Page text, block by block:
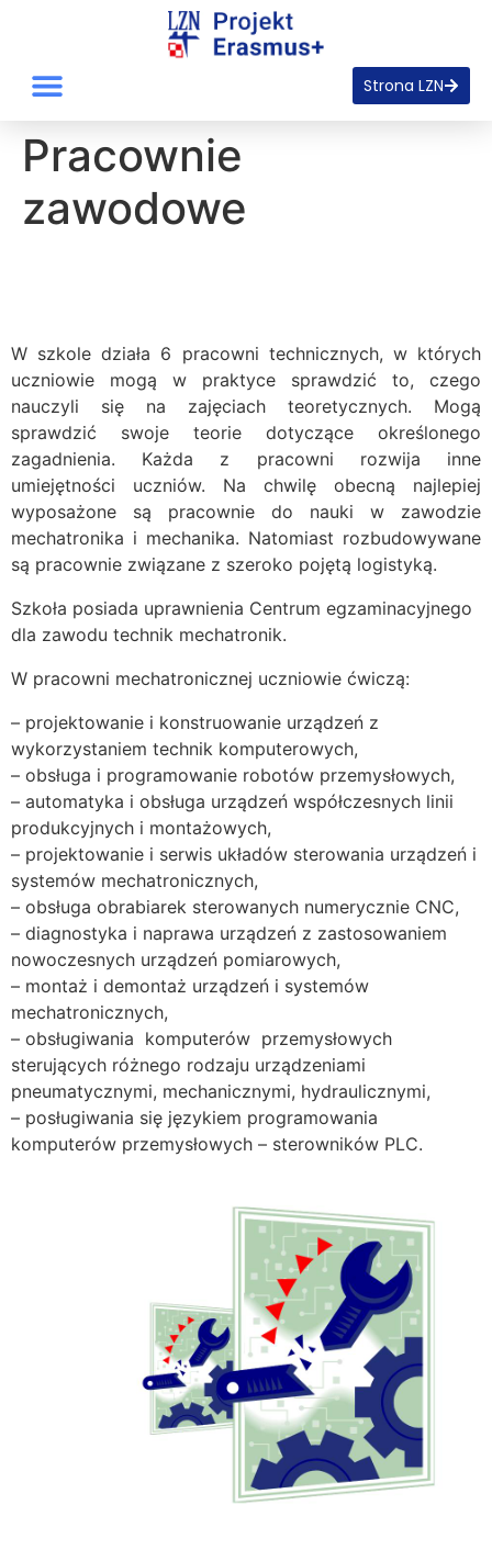
Strona LZN
Pracownie
zawodowe
W szkole działa 6 pracowni technicznych, w których
uczniowie mogą w praktyce sprawdzić to, czego
nauczyli się na zajęciach teoretycznych. Mogą
sprawdzić swoje teorie dotyczące określonego
zagadnienia. Każda z pracowni rozwija inne
umiejętności uczniów. Na chwilę obecną najlepiej
wyposażone są pracownie do nauki w zawodzie
mechatronika i mechanika. Natomiast rozbudowywane
są pracownie związane z szeroko pojętą logistyką.
Szkoła posiada uprawnienia Centrum egzaminacyjnego
dla zawodu technik mechatronik.
W pracowni mechatronicznej uczniowie ćwiczą:
– projektowanie i konstruowanie urządzeń z
wykorzystaniem technik komputerowych,
– obsługa i programowanie robotów przemysłowych,
– automatyka i obsługa urządzeń współczesnych linii
produkcyjnych i montażowych,
– projektowanie i serwis układów sterowania urządzeń i
systemów mechatronicznych,
– obsługa obrabiarek sterowanych numerycznie CNC,
– diagnostyka i naprawa urządzeń z zastosowaniem
nowoczesnych urządzeń pomiarowych,
– montaż i demontaż urządzeń i systemów
mechatronicznych,
– obsługiwania komputerów przemysłowych
sterujących różnego rodzaju urządzeniami
pneumatycznymi, mechanicznymi, hydraulicznymi,
– posługiwania się językiem programowania
komputerów przemysłowych – sterowników PLC.